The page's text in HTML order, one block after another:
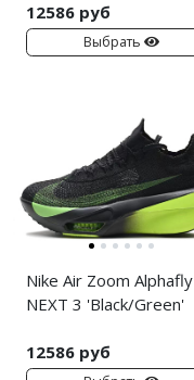
12586 руб
Выбрать
Nike Air Zoom Alphafly
NEXT 3 'Black/Green'
12586 руб